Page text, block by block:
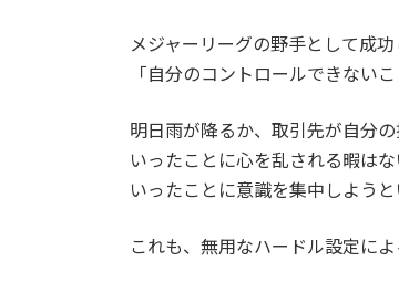
メジャーリーグの野手として成
「自分のコントロールできない
明日雨が降るか、取引先が自分
いったことに心を乱される暇は
いったことに意識を集中しようと
これも、無用なハードル設定に